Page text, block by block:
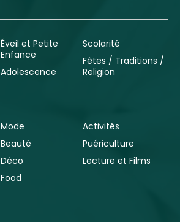
Éveil et Petite
Enfance
Adolescence
Scolarité
Fêtes / Traditions /
Religion
Mode
Beauté
Déco
Food
Activités
Puériculture
Lecture et Films